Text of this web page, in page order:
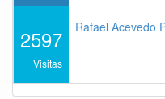
2597
Visitas
Rafael Acevedo